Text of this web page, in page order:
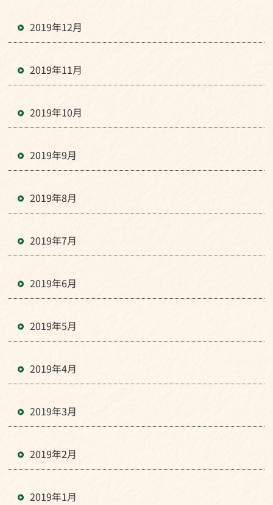
2019年12月
2019年11月
2019年10月
2019年9月
2019年8月
2019年7月
2019年6月
2019年5月
2019年4月
2019年3月
2019年2月
2019年1月